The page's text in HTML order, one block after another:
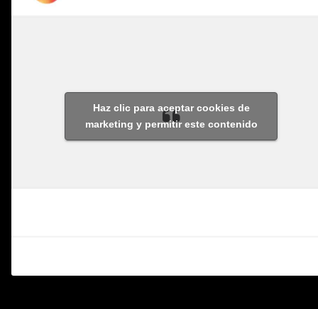
Haz clic para aceptar cookies de
marketing y permitir este contenido